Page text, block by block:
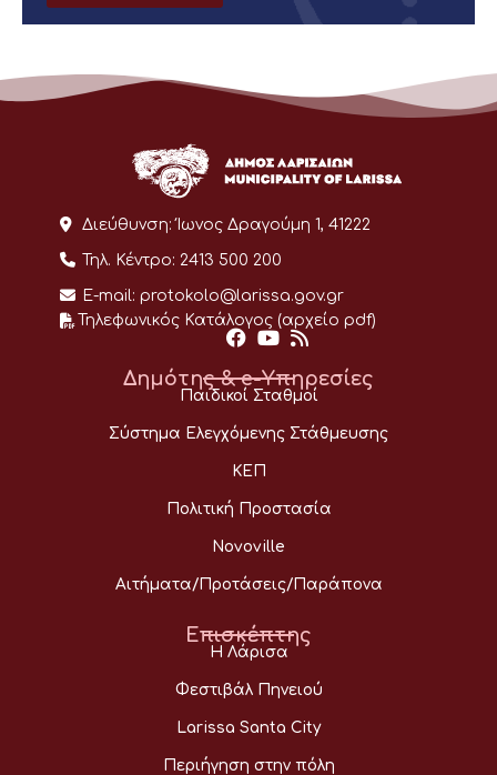
Διεύθυνση: Ίωνος Δραγούμη 1, 41222
Τηλ. Κέντρο: 2413 500 200
E-mail: protokolo@larissa.gov.gr
Τηλεφωνικός Κατάλογος (αρχείο pdf)
Δημότης & e-Υπηρεσίες
Παιδικοί Σταθμοί
Σύστημα Ελεγχόμενης Στάθμευσης
ΚΕΠ
Πολιτική Προστασία
Novoville
Αιτήματα/Προτάσεις/Παράπονα
Επισκέπτης
Η Λάρισα
Φεστιβάλ Πηνειού
Larissa Santa City
Περιήγηση στην πόλη